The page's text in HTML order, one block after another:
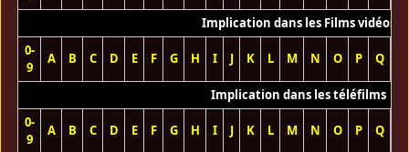
Implication dans les Films vidéos
0-
9
A B C D E F G H I J K L M N O P Q
Implication dans les téléfilms
0-
9
A B C D E F G H I J K L M N O P Q